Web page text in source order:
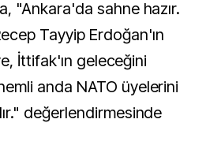
"Ankara'da sahne hazır.
Tayyip Erdoğan'ın
İttifak'ın geleceğini
anda NATO üyelerini
değerlendirmesinde